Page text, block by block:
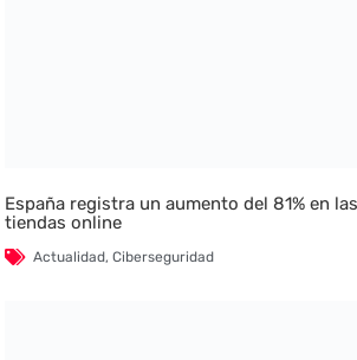
España registra un aumento del 81% en
tiendas online
Actualidad,Ciberseguridad